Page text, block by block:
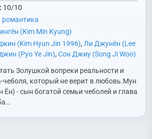
10/10
романтика
(Kim Min Kyung)
(Kim Hyun Jin 1996), Ли Джунён (Lee
(Pyo Ye Jin),Сон Джиу (Song Ji Woo)
Золушкой вопреки реальности и
чеболя, который не верит в любовь.Мун
- сын богатой семьи чеболей и глава